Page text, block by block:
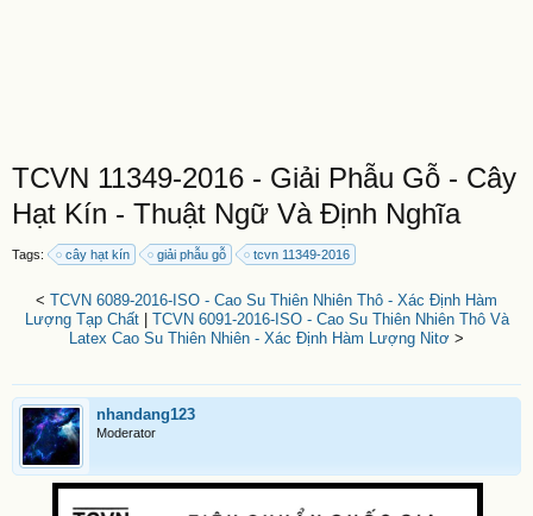
TCVN 11349-2016 - Giải Phẫu Gỗ - Cây
Hạt Kín - Thuật Ngữ Và Định Nghĩa
Tags: cây hạt kín giải phẫu gỗ tcvn 11349-2016
< TCVN 6089-2016-ISO - Cao Su Thiên Nhiên Thô - Xác Định Hàm
Lượng Tạp Chất| TCVN 6091-2016-ISO - Cao Su Thiên Nhiên Thô Và
Latex Cao Su Thiên Nhiên - Xác Định Hàm Lượng Nitơ >
nhandang123
Moderator